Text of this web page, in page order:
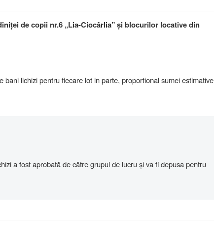
de copii nr.6 „Lia-Ciocârlia” și blocurilor locative din
bani lichizi pentru fiecare lot in parte, proportional sumei estimative
a fost aprobată de către grupul de lucru și va fi depusa pentru